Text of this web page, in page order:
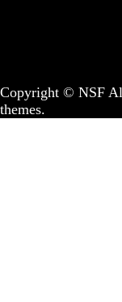
Copyright © NSF
themes.